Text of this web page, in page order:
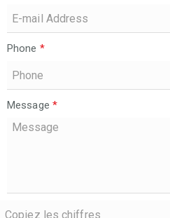
Phone *
Message *